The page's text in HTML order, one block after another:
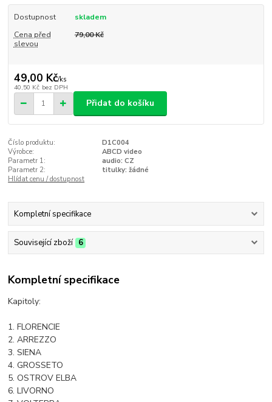
Dostupnost
skladem
Cena před
slevou
79,00 Kč
49,00 Kč/ks
40,50 Kč bez DPH
Přidat do košíku
Číslo produktu:
D1C004
Výrobce:
ABCD video
Parametr 1:
audio: CZ
Parametr 2:
titulky: žádné
Hlídat cenu / dostupnost
Kompletní specifikace
Související zboží 6
Kompletní specifikace
Kapitoly:
1. FLORENCIE
2. ARREZZO
3. SIENA
4. GROSSETO
5. OSTROV ELBA
6. LIVORNO